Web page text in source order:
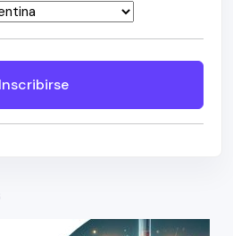
o refractaria (fase 3
línea con afecciones
vs
Inscribirse